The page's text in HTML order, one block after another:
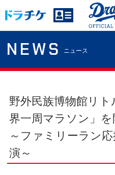
NEWS ニュース
野外民族博物館リ
界一周マラソン」を
～ファミリーラン
演～